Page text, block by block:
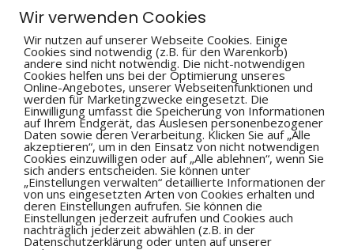
Verbraucher­streit­beilegung/Universal­schlichtungs­stelle
Wir sind nicht bereit oder verpflichtet, an
Streitbeilegungsverfahren vor einer
Verbraucherschlichtungsstelle teilzunehmen.
Wir verwenden Cookies
Wir nutzen auf unserer Webseite Cookies. Einige
Cookies sind notwendig (z.B. für den Warenkorb)
andere sind nicht notwendig. Die nicht-notwendigen
Cookies helfen uns bei der Optimierung unseres
Online-Angebotes, unserer Webseitenfunktionen und
werden für Marketingzwecke eingesetzt. Die
Einwilligung umfasst die Speicherung von Informationen
auf Ihrem Endgerät, das Auslesen personenbezogener
Daten sowie deren Verarbeitung. Klicken Sie auf „Alle
akzeptieren“, um in den Einsatz von nicht notwendigen
Cookies einzuwilligen oder auf „Alle ablehnen“, wenn Sie
sich anders entscheiden. Sie können unter
„Einstellungen verwalten“ detaillierte Informationen der
von uns eingesetzten Arten von Cookies erhalten und
deren Einstellungen aufrufen. Sie können die
Einstellungen jederzeit aufrufen und Cookies auch
nachträglich jederzeit abwählen (z.B. in der
Datenschutzerklärung oder unten auf unserer